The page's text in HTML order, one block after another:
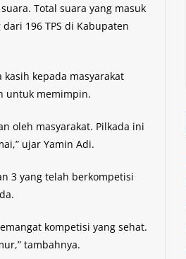
Total suara yang masuk
196 TPS di Kabupaten
kepada masyarakat
untuk memimpin.
oleh masyarakat. Pilkada ini
ujar Yamin Adi.
3 yang telah berkompetisi
kompetisi yang sehat.
tambahnya.